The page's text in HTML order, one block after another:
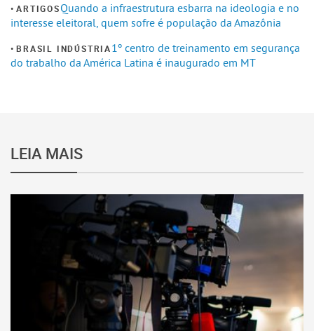
ARTIGOSQuando a infraestrutura esbarra na ideologia e no
interesse eleitoral, quem sofre é população da Amazônia
BRASIL INDÚSTRIA1º centro de treinamento em segurança
do trabalho da América Latina é inaugurado em MT
LEIA MAIS